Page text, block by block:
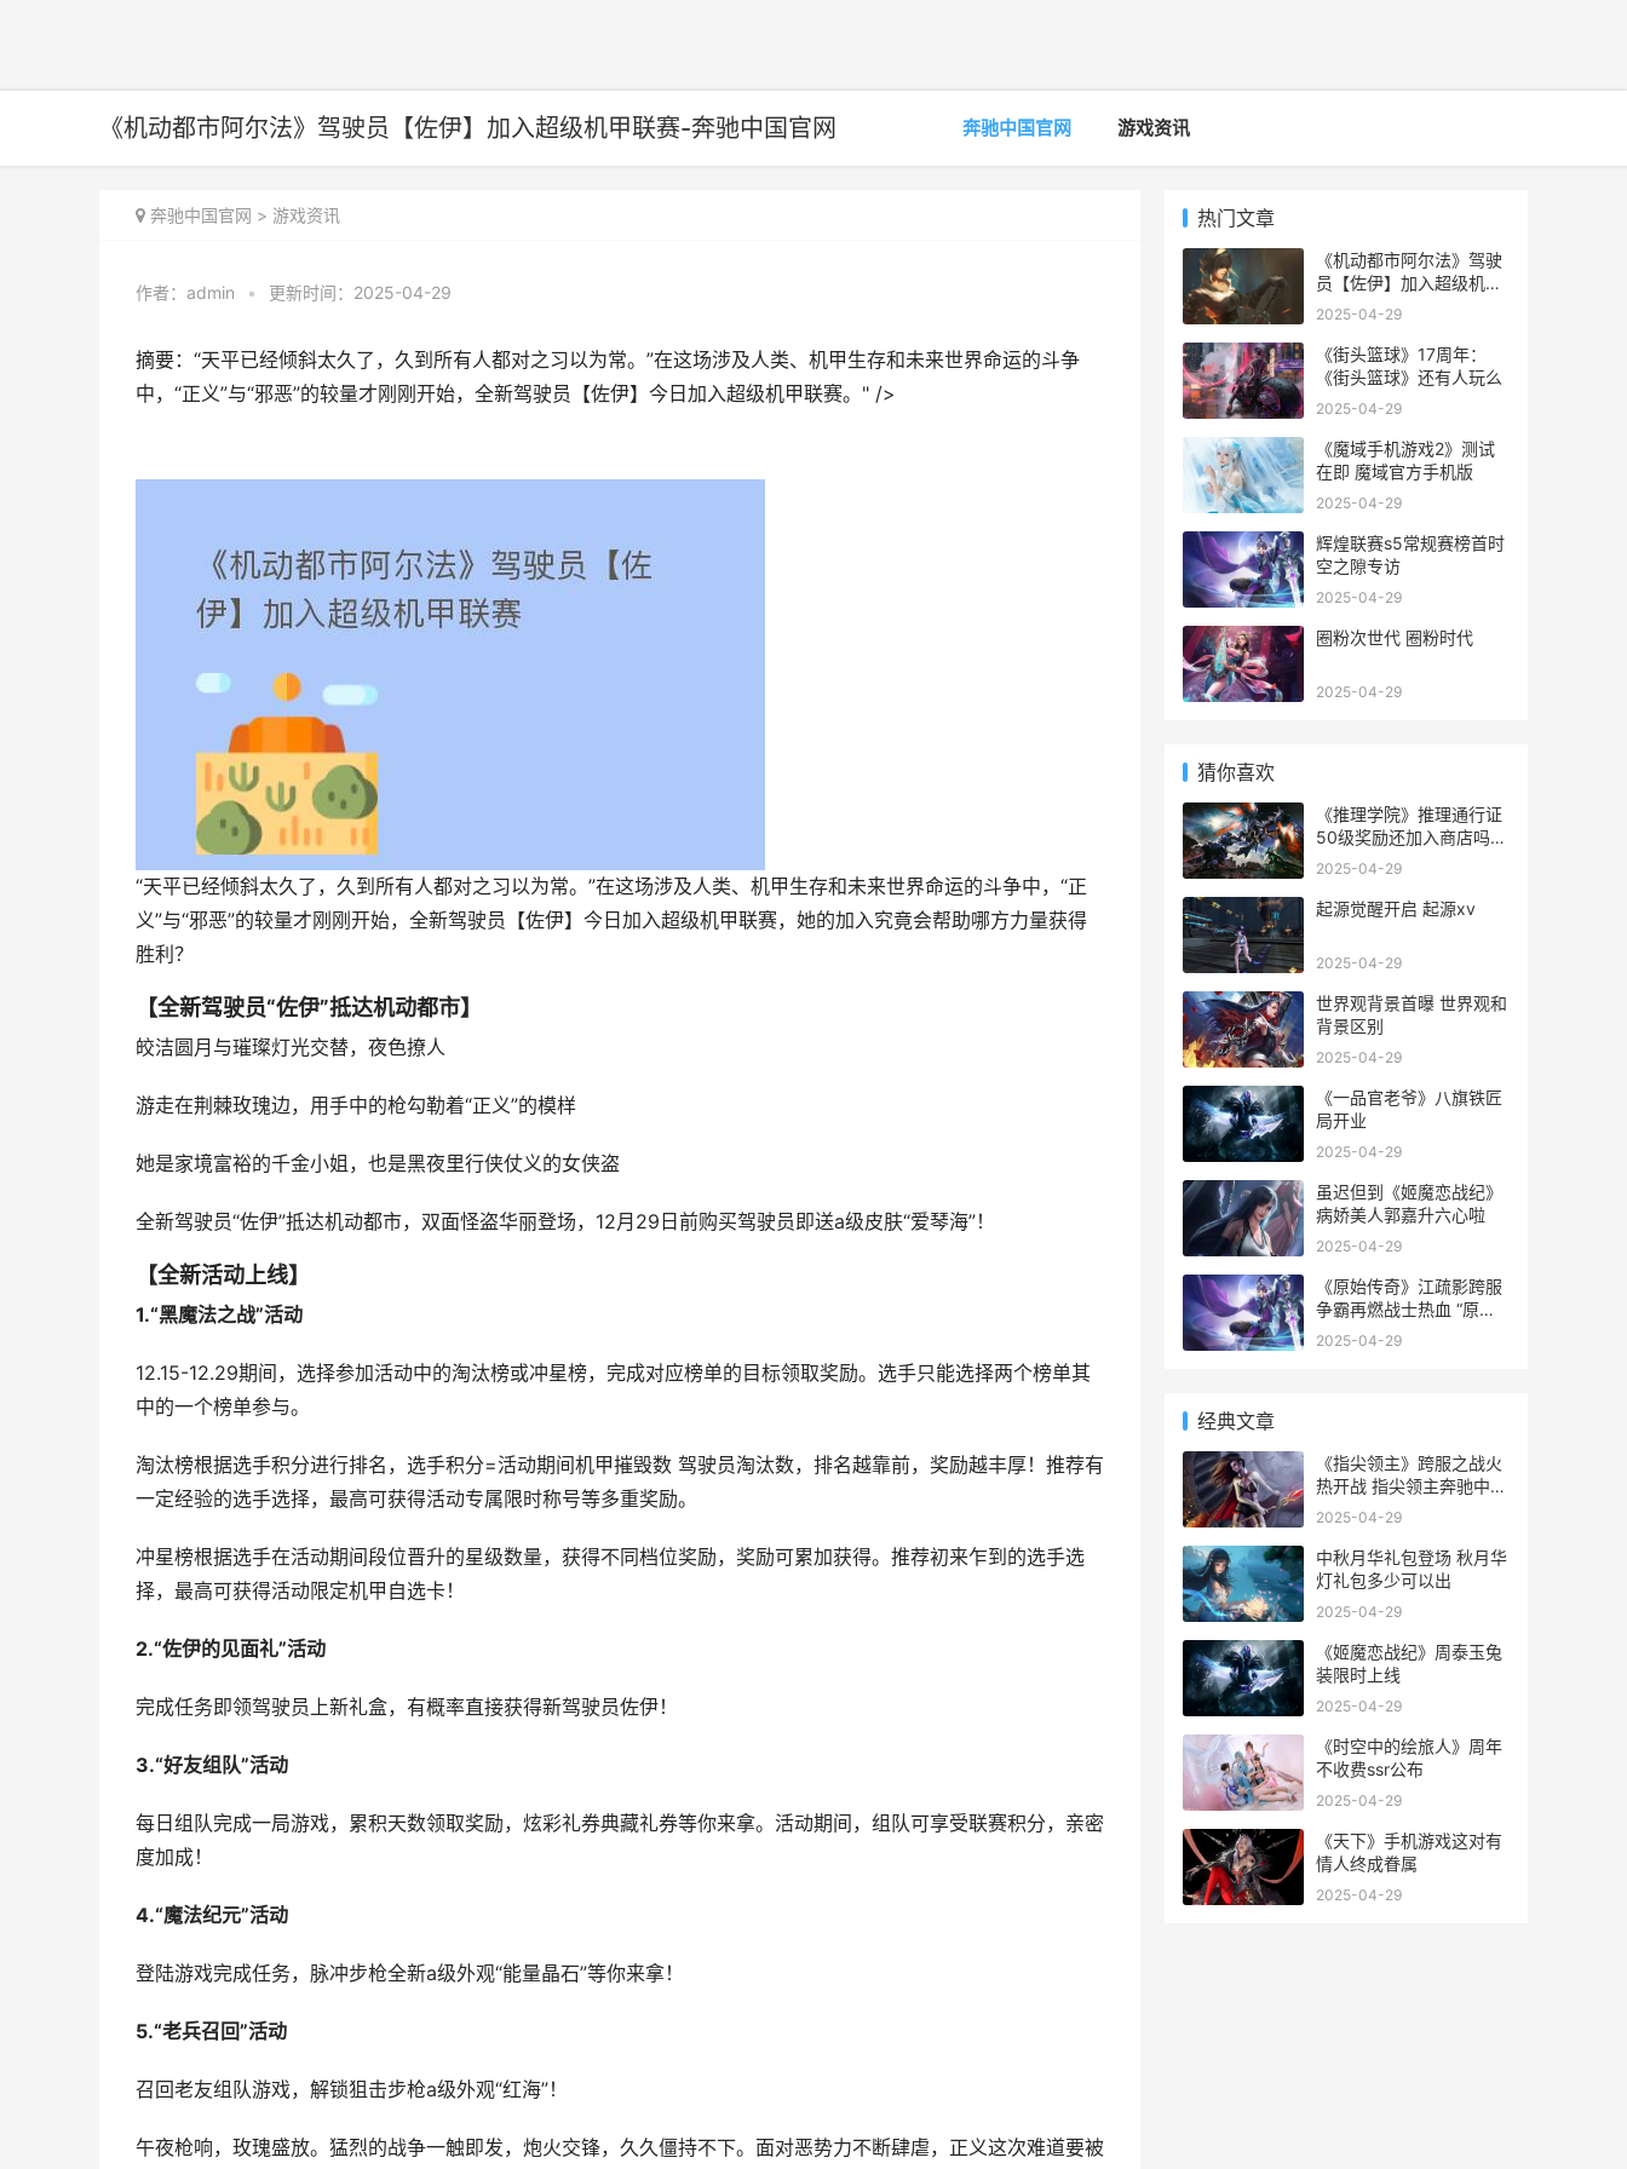
《机动都市阿尔法》驾驶员【佐伊】加入超级机甲联赛-奔驰中国官网 奔驰中国官网 游戏资讯
奔驰中国官网 > 游戏资讯
作者： admin • 更新时间：2025-04-29
摘要：“天平已经倾斜太久了，久到所有人都对之习以为常。”在这场涉及人类、机甲生存和未来世界命运的斗争
中，“正义”与“邪恶”的较量才刚刚开始，全新驾驶员【佐伊】今日加入超级机甲联赛。" />
“天平已经倾斜太久了，久到所有人都对之习以为常。”在这场涉及人类、机甲生存和未来世界命运的斗争中，“正
义”与“邪恶”的较量才刚刚开始，全新驾驶员【佐伊】今日加入超级机甲联赛，她的加入究竟会帮助哪方力量获得
胜利？
【全新驾驶员“佐伊”抵达机动都市】
皎洁圆月与璀璨灯光交替，夜色撩人
游走在荆棘玫瑰边，用手中的枪勾勒着“正义”的模样
她是家境富裕的千金小姐，也是黑夜里行侠仗义的女侠盗
全新驾驶员“佐伊”抵达机动都市，双面怪盗华丽登场，12月29日前购买驾驶员即送a级皮肤“爱琴海”！
【全新活动上线】
1.“黑魔法之战”活动
12.15-12.29期间，选择参加活动中的淘汰榜或冲星榜，完成对应榜单的目标领取奖励。选手只能选择两个榜单其
中的一个榜单参与。
淘汰榜根据选手积分进行排名，选手积分=活动期间机甲摧毁数 驾驶员淘汰数，排名越靠前，奖励越丰厚！推荐有
一定经验的选手选择，最高可获得活动专属限时称号等多重奖励。
冲星榜根据选手在活动期间段位晋升的星级数量，获得不同档位奖励，奖励可累加获得。推荐初来乍到的选手选
择，最高可获得活动限定机甲自选卡！
2.“佐伊的见面礼”活动
完成任务即领驾驶员上新礼盒，有概率直接获得新驾驶员佐伊！
3.“好友组队”活动
每日组队完成一局游戏，累积天数领取奖励，炫彩礼券典藏礼券等你来拿。活动期间，组队可享受联赛积分，亲密
度加成！
4.“魔法纪元”活动
登陆游戏完成任务，脉冲步枪全新a级外观“能量晶石”等你来拿！
5.“老兵召回”活动
召回老友组队游戏，解锁狙击步枪a级外观“红海”！
午夜枪响，玫瑰盛放。猛烈的战争一触即发，炮火交锋，久久僵持不下。面对恶势力不断肆虐，正义这次难道要被
热门文章
《机动都市阿尔法》驾驶
员【佐伊】加入超级机甲
联赛
2025-04-29
《街头篮球》17周年：
《街头篮球》还有人玩么
2025-04-29
《魔域手机游戏2》测试
在即 魔域官方手机版
2025-04-29
辉煌联赛s5常规赛榜首时
空之隙专访
2025-04-29
圈粉次世代 圈粉时代
2025-04-29
猜你喜欢
《推理学院》推理通行证
50级奖励还加入商店吗
推理学院好玩吗
2025-04-29
起源觉醒开启 起源xv
2025-04-29
世界观背景首曝 世界观和
背景区别
2025-04-29
《一品官老爷》八旗铁匠
局开业
2025-04-29
虽迟但到《姬魔恋战纪》
病娇美人郭嘉升六心啦
2025-04-29
《原始传奇》江疏影跨服
争霸再燃战士热血 “原始
传奇”
2025-04-29
经典文章
《指尖领主》跨服之战火
热开战 指尖领主奔驰中国
官网
2025-04-29
中秋月华礼包登场 秋月华
灯礼包多少可以出
2025-04-29
《姬魔恋战纪》周泰玉兔
装限时上线
2025-04-29
《时空中的绘旅人》周年
不收费ssr公布
2025-04-29
《天下》手机游戏这对有
情人终成眷属
2025-04-29